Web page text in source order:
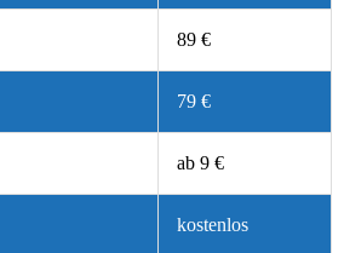
89 €
79 €
ab 9 €
kostenlos